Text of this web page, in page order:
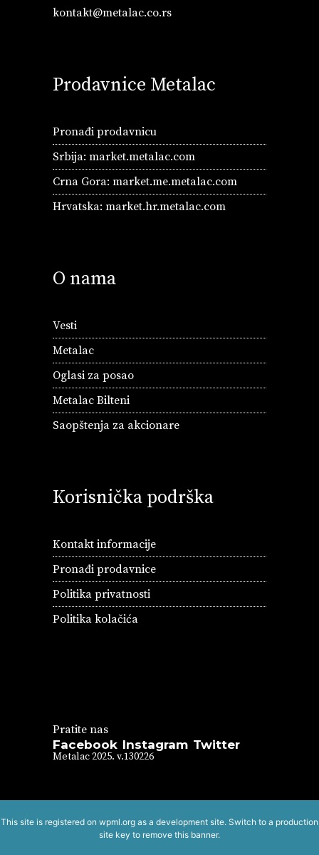
kontakt@metalac.co.rs
Prodavnice Metalac
Pronađi prodavnicu
Srbija: market.metalac.com
Crna Gora: market.me.metalac.com
Hrvatska: market.hr.metalac.com
O nama
Vesti
Metalac
Oglasi za posao
Metalac Bilteni
Saopštenja za akcionare
Korisnička podrška
Kontakt informacije
Pronađi prodavnice
Politika privatnosti
Politika kolačića
Pratite nas
Facebook Instagram Twitter
Metalac 2025. v.130226
This site is registered on wpml.org as a development site. Switch to a production
site key to remove this banner.